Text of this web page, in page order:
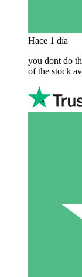
Hace 1 día
you dont do
of the stock